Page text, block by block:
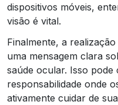
dispositivos móveis,
visão é vital.
Finalmente, a
uma mensagem clara
saúde ocular. Isso pode
responsabilidade onde
ativamente cuidar de